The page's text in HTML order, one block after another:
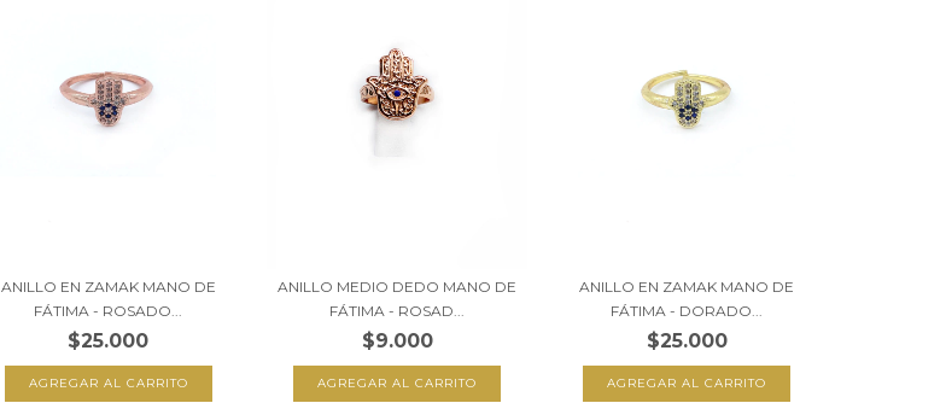
ANILLO EN ZAMAK MANO DE
FÁTIMA - ROSADO...
$25.000
ANILLO MEDIO DEDO MANO DE
FÁTIMA - ROSAD...
$9.000
ANILLO EN ZAMAK MANO DE
FÁTIMA - DORADO...
$25.000